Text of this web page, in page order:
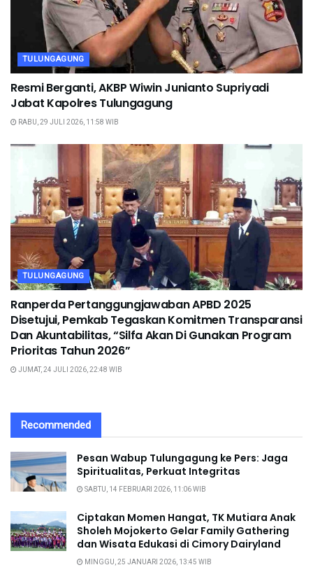
TULUNGAGUNG
Resmi Berganti, AKBP Wiwin Junianto Supriyadi
Jabat Kapolres Tulungagung
RABU, 29 JULI 2026, 11:58 WIB
TULUNGAGUNG
Ranperda Pertanggungjawaban APBD 2025
Disetujui, Pemkab Tegaskan Komitmen Transparansi
Dan Akuntabilitas, “Silfa Akan Di Gunakan Program
Prioritas Tahun 2026”
JUMAT, 24 JULI 2026, 22:48 WIB
Recommended
Pesan Wabup Tulungagung ke Pers: Jaga
Spiritualitas, Perkuat Integritas
SABTU, 14 FEBRUARI 2026, 11:06 WIB
Ciptakan Momen Hangat, TK Mutiara Anak
Sholeh Mojokerto Gelar Family Gathering
dan Wisata Edukasi di Cimory Dairyland
MINGGU, 25 JANUARI 2026, 13:45 WIB